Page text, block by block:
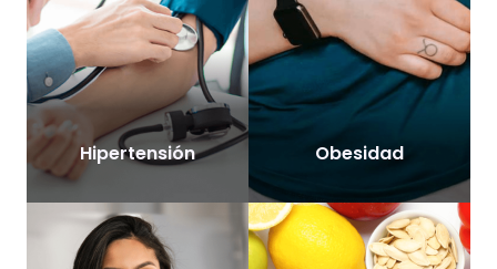
Hipertensión Obesidad